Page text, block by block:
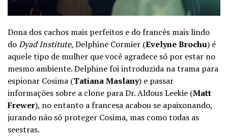
Dona dos cachos mais perfeitos e do francês mais lindo
doDyad Institute, Delphine Cormier (Evelyne Brochu) é
aquele tipo de mulher que você agradece só por estar no
mesmo ambiente. Delphine foi introduzida na trama para
espionar Cosima (Tatiana Maslany) e passar
informações sobre a clone para Dr. Aldous Leekie (Matt
Frewer), no entanto a francesa acabou se apaixonando,
jurando não só proteger Cosima, mas como todas as
seestras.